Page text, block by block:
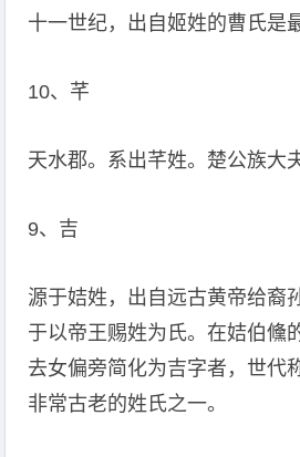
十一世纪，出自姬姓的曹氏是
10、芊
天水郡。系出芊姓。楚公族大
9、吉
源于姞姓，出自远古黄帝给裔
于以帝王赐姓为氏。在姞伯儵
去女偏旁简化为吉字者，世代
非常古老的姓氏之一。